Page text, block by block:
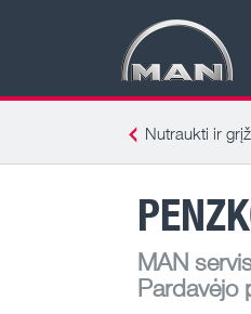
Nutraukti ir
MAN
Pardavėjo